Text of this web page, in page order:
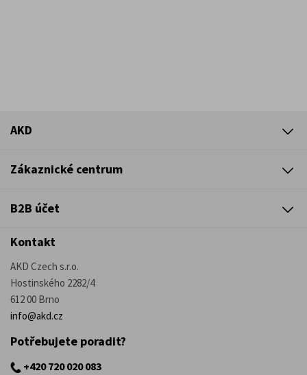
AKD
Zákaznické centrum
B2B účet
Kontakt
AKD Czech s.r.o.
Hostinského 2282/4
612 00 Brno
info@akd.cz
Potřebujete poradit?
+420 720 020 083